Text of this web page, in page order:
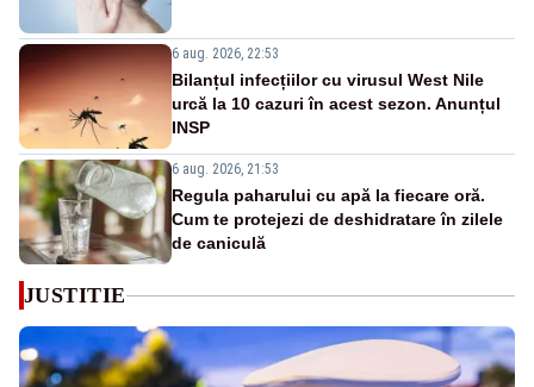
6 aug. 2026, 22:53
Bilanțul infecțiilor cu virusul West Nile
urcă la 10 cazuri în acest sezon. Anunțul
INSP
6 aug. 2026, 21:53
Regula paharului cu apă la fiecare oră.
Cum te protejezi de deshidratare în zilele
de caniculă
JUSTITIE